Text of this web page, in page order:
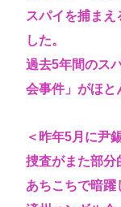
スパイを捕ま
した。
過去5年間のス
会事件」がほと
＜昨年5月に尹
捜査がまた部分
あちこちで暗躍